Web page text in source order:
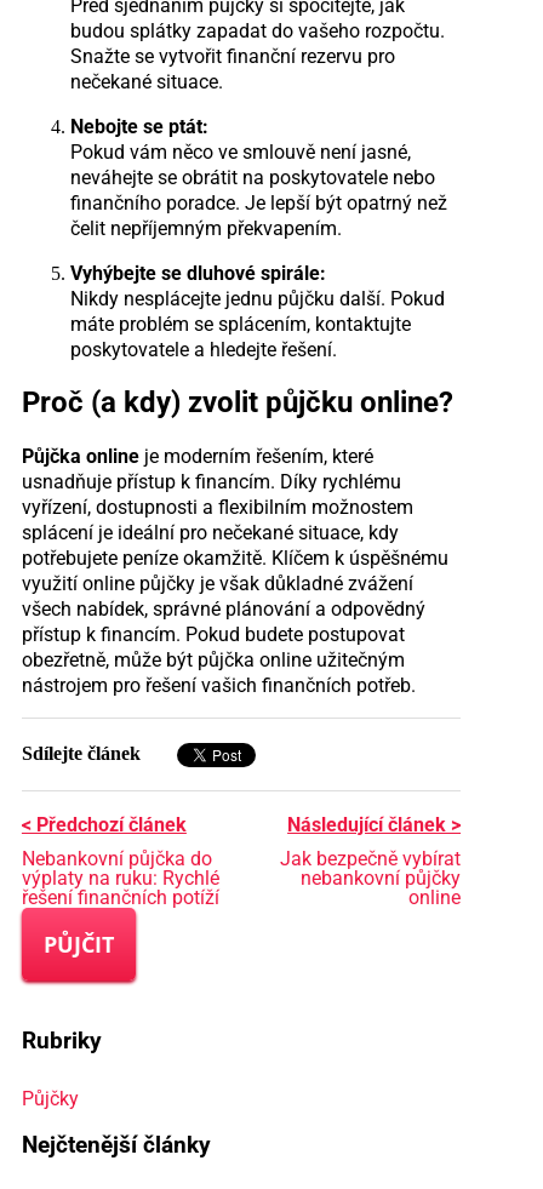
Před sjednáním půjčky si spočítejte, jak
budou splátky zapadat do vašeho rozpočtu.
Snažte se vytvořit finanční rezervu pro
nečekané situace.
Nebojte se ptát:
Pokud vám něco ve smlouvě není jasné,
neváhejte se obrátit na poskytovatele nebo
finančního poradce. Je lepší být opatrný než
čelit nepříjemným překvapením.
Vyhýbejte se dluhové spirále:
Nikdy nesplácejte jednu půjčku další. Pokud
máte problém se splácením, kontaktujte
poskytovatele a hledejte řešení.
Proč (a kdy) zvolit půjčku online?
Půjčka onlineje moderním řešením, které
usnadňuje přístup k financím. Díky rychlému
vyřízení, dostupnosti a flexibilním možnostem
splácení je ideální pro nečekané situace, kdy
potřebujete peníze okamžitě. Klíčem k úspěšnému
využití online půjčky je však důkladné zvážení
všech nabídek, správné plánování a odpovědný
přístup k financím. Pokud budete postupovat
obezřetně, může být půjčka online užitečným
nástrojem pro řešení vašich finančních potřeb.
Sdílejte článek
< Předchozí článek
Nebankovní půjčka do
výplaty na ruku: Rychlé
řešení finančních potíží
Následující článek >
Jak bezpečně vybírat
nebankovní půjčky
online
PŮJČIT
Rubriky
Půjčky
Nejčtenější články